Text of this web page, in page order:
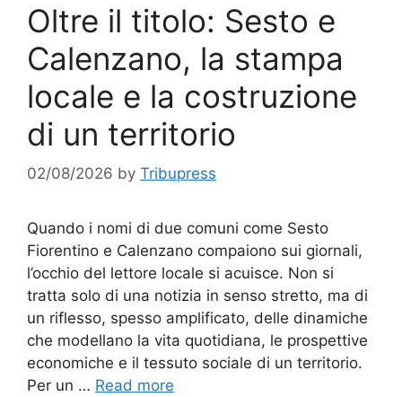
Oltre il titolo: Sesto e
Calenzano, la stampa
locale e la costruzione
di un territorio
02/08/2026 by Tribupress
Quando i nomi di due comuni come Sesto
Fiorentino e Calenzano compaiono sui giornali,
l’occhio del lettore locale si acuisce. Non si
tratta solo di una notizia in senso stretto, ma di
un riflesso, spesso amplificato, delle dinamiche
che modellano la vita quotidiana, le prospettive
economiche e il tessuto sociale di un territorio.
Per un … Read more